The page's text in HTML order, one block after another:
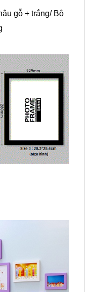
gỗ + trắng/ Bộ